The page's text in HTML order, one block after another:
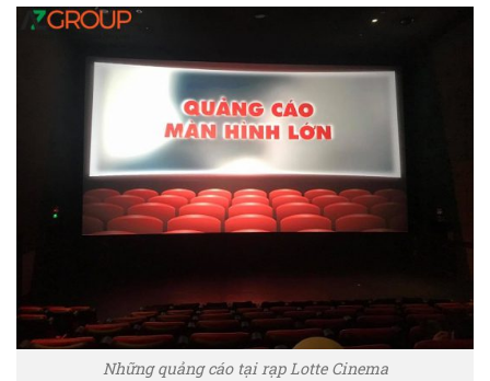
Những quảng cáo tại rạp Lotte Cinema